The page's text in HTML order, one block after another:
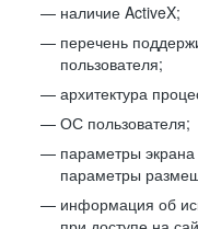
наличие ActiveX;
перечень
пользователя;
архитектура
ОС пользователя;
параметры
параметры
информация об